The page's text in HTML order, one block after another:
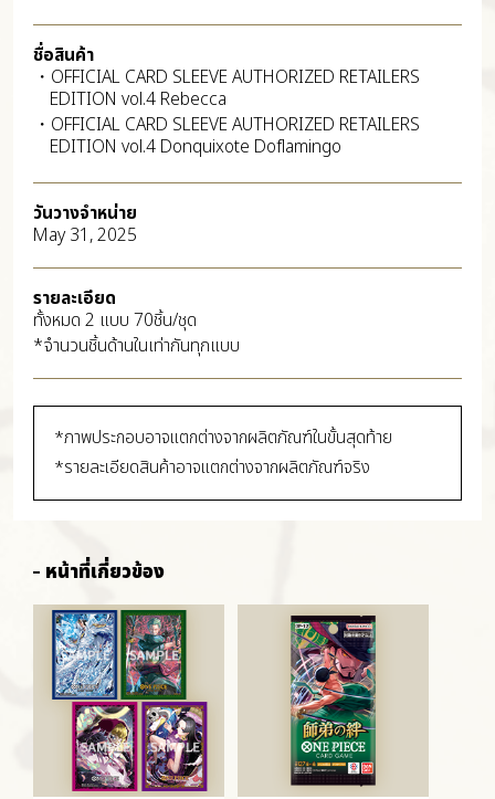
ชื่อสินค้า
・OFFICIAL CARD SLEEVE AUTHORIZED RETAILERS
EDITION vol.4 Rebecca
・OFFICIAL CARD SLEEVE AUTHORIZED RETAILERS
EDITION vol.4 Donquixote Doflamingo
วันวางจำหน่าย
May 31, 2025
รายละเอียด
ทั้งหมด 2 แบบ 70ชิ้น/ชุด
*จำนวนชิ้นด้านในเท่ากันทุกแบบ
*ภาพประกอบอาจแตกต่างจากผลิตภัณฑ์ในขั้นสุดท้าย
*รายละเอียดสินค้าอาจแตกต่างจากผลิตภัณฑ์จริง
หน้าที่เกี่ยวข้อง